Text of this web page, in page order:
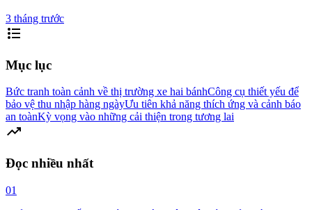
3 tháng trước
format_list_bulleted
Mục lục
Bức tranh toàn cảnh về thị trường xe hai bánhCông cụ thiết yếu để
bảo vệ thu nhập hàng ngàyƯu tiên khả năng thích ứng và cảnh báo
an toànKỳ vọng vào những cải thiện trong tương lai
trending_up
Đọc nhiều nhất
01